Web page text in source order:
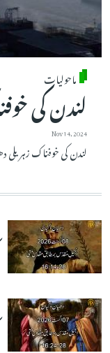
ماحولیات
لندن کی
Nov 14, 2024
لندن کی خوفناک زہریلی